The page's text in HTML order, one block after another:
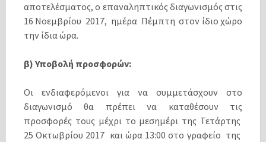
αποτελέσματος, ο επαναληπτικός διαγωνισμός στις
16 Νοεμβρίου 2017, ημέρα Πέμπτη στον ίδιο χώρο
την ίδια ώρα.
β) Υποβολή προσφορών:
Οι ενδιαφερόμενοι για να συμμετάσχουν στο
διαγωνισμό θα πρέπει να καταθέσουν τις
προσφορές τους μέχρι το μεσημέρι της Τετάρτης
25 Οκτωβρίου 2017 και ώρα 13:00 στο γραφείο της